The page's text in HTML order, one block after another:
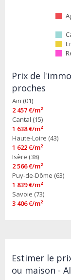
Prix de
proches
Ain (01)
2 457 €/m²
Cantal (15)
1 638 €/m²
Haute-Loire (43)
1 622 €/m²
Isère (38)
2 566 €/m²
Puy-de-Dôme (63)
1 839 €/m²
Savoie (73)
3 406 €/m²
Estimer le
ou maison -